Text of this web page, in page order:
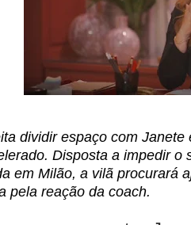
dividir espaço com
Disposta a impedir
em Milão, a vilã procurará
pela reação da coach.